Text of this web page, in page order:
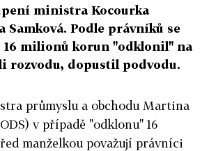
ministra Kocourka
Samková. Podle právníků se
milionů korun "odklonil" na
rozvodu, dopustil podvodu.
průmyslu a obchodu Martina
v případě "odklonu" 16
manželkou považují právníci